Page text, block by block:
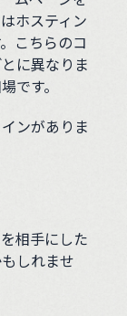
ホスティン
こちらのコ
に異なりま
です。
ンがありま
相手にした
しれませ